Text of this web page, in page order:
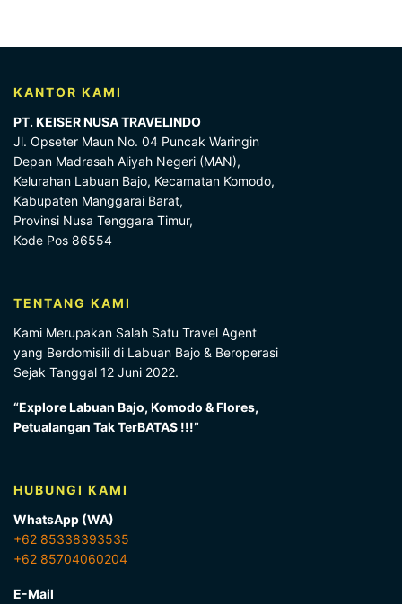
KANTOR KAMI
PT. KEISER NUSA TRAVELINDO
Jl. Opseter Maun No. 04 Puncak Waringin
Depan Madrasah Aliyah Negeri (MAN),
Kelurahan Labuan Bajo, Kecamatan Komodo,
Kabupaten Manggarai Barat,
Provinsi Nusa Tenggara Timur,
Kode Pos 86554
TENTANG KAMI
Kami Merupakan Salah Satu Travel Agent
yang Berdomisili di Labuan Bajo & Beroperasi
Sejak Tanggal 12 Juni 2022.
“Explore Labuan Bajo, Komodo & Flores,
Petualangan Tak TerBATAS !!!”
HUBUNGI KAMI
WhatsApp (WA)
+62 85338393535
+62 85704060204
E-Mail